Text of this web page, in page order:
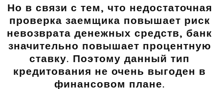
Но в связи с тем, что недостаточная
проверка заемщика повышает риск
невозврата денежных средств, банк
значительно повышает процентную
ставку. Поэтому данный тип
кредитования не очень выгоден в
финансовом плане.